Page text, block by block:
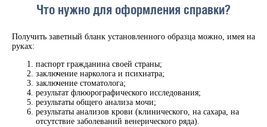
Что нужно для оформления справки?
Получить заветный бланк установленного образца можно, имея на
руках:
паспорт гражданина своей страны;
заключение нарколога и психиатра;
заключение стоматолога;
результат флюорографического исследования;
результаты общего анализа мочи;
результаты анализов крови (клинического, на сахара, на
отсутствие заболеваний венерического ряда).